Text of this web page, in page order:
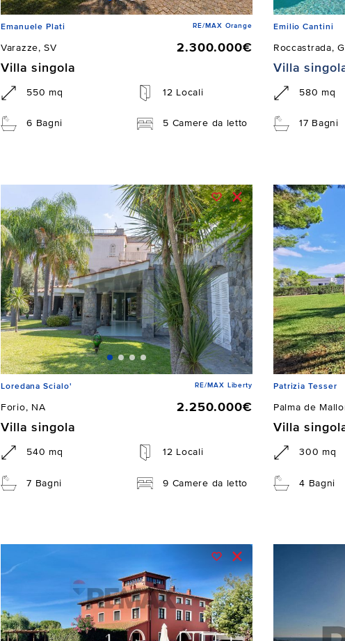
Emanuele Plati RE/MAX Orange
Varazze, SV
2.300.000€
Villa singola
550 mq 12 Locali
6 Bagni 5 Camere da letto
Emilio Cantini
Roccastrada,
Villa
580 mq
17 Bagni
Loredana Scialo' RE/MAX Liberty
Forio, NA
2.250.000€
Villa singola
540 mq 12 Locali
7 Bagni 9 Camere da letto
Patrizia Tesser
Palma de
Villa
300 mq
4 Bagni